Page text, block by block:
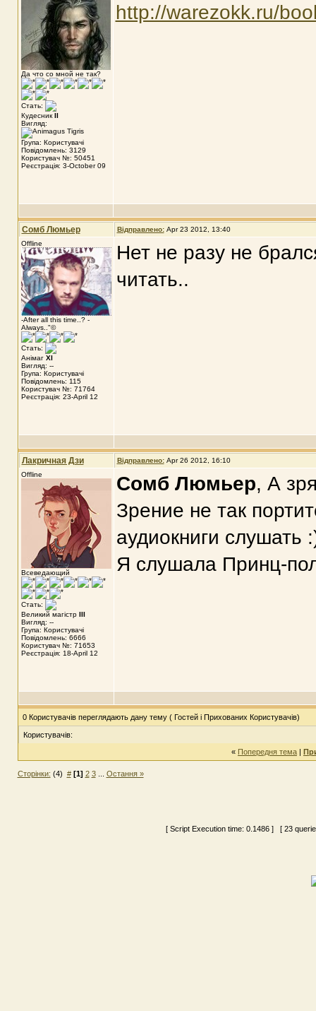
Да что со мной не так?
Стать:
Кудесник II
Вигляд:
Група: Користувачі
Повідомлень: 3129
Користувач №: 50451
Реєстрація: 3-October 09
http://warezokk.ru/
Сомб Люмьер Відправлено: Apr 23 2012, 13:40
Offline
-After all this time..? -
Always.."©
Стать:
Анімаг XI
Вигляд: --
Група: Користувачі
Повідомлень: 115
Користувач №: 71764
Реєстрація: 23-April 12
Нет не разу не
читать..
Лакричная Дзи Відправлено: Apr 26 2012, 16:10
Offline
Всеведающий
Стать:
Великий магістр III
Вигляд: --
Група: Користувачі
Повідомлень: 6666
Користувач №: 71653
Реєстрація: 18-April 12
Сомб Люмьер, А
Зрение не так
аудиокниги слушать
Я слушала Принц-
0 Користувачів переглядають дану тему ( Гостей і Прихованих Користувачів)
Користувачів:
« Попередня тема |
Сторінки: (4) # [1] 2 3... Остання »
[ Script Execution time: 0.1486 ] [ 23